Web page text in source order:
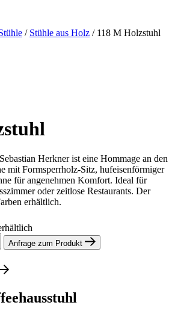
/ Stühle aus Holz / 118 M Holzstuhl
Herkner ist eine Hommage an den
mit Formsperrholz-Sitz, hufeisenförmiger
für angenehmen Komfort. Ideal für
oder zeitlose Restaurants. Der
erhältlich.
Anfrage zum Produkt